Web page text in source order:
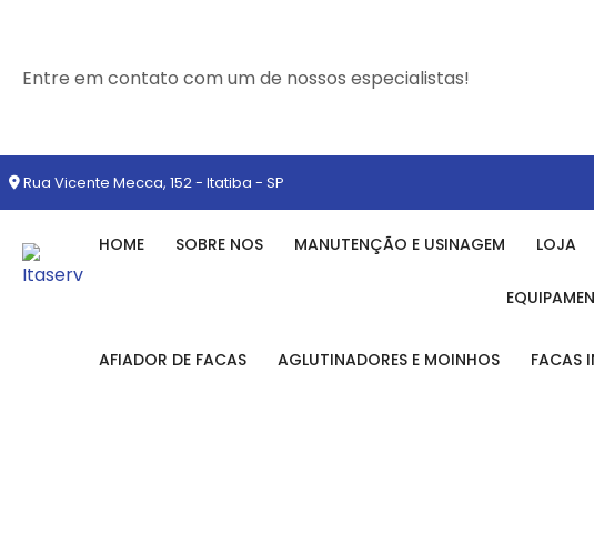
Entre em contato com um de nossos especialistas!
Rua Vicente Mecca, 152 - Itatiba - SP
HOME SOBRE NOS MANUTENÇÃO E USINAGEM LOJA
AFIADOR DE FACAS AGLUTINADORES E MOINHOS FACAS